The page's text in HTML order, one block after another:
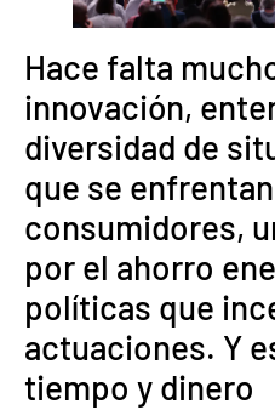
Hace falta
innovación,
diversidad de
que se
consumidores,
por el ahorro
políticas que
actuaciones. Y
tiempo y dinero